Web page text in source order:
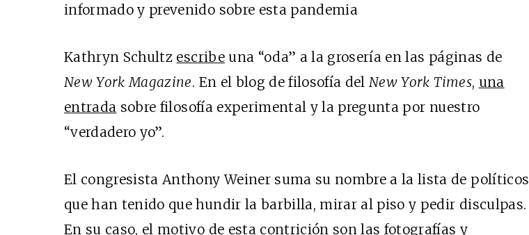
informado y prevenido sobre esta pandemia
Kathryn Schultz escribeuna “oda” a la grosería en las páginas de
New York Magazine. En el blog de filosofía del New York Times, una
entrada sobre filosofía experimental y la pregunta por nuestro
“verdadero yo”.
El congresista Anthony Weiner suma su nombre a la lista de políticos
que han tenido que hundir la barbilla, mirar al piso y pedir disculpas.
En su caso, el motivo de esta contrición son las fotografías y